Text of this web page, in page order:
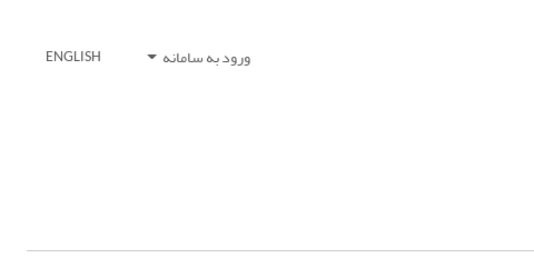
ورود به سامانه ENGLISH